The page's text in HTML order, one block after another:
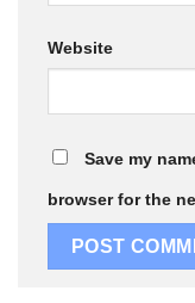
Website
Save my
browser for the